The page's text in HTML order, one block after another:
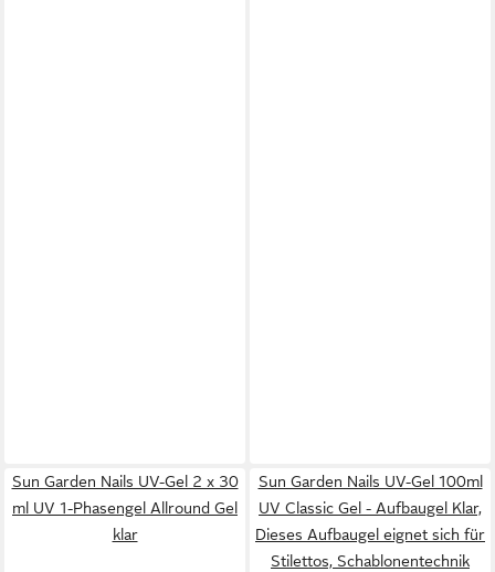
Sun Garden Nails UV-Gel 2 x 30
ml UV 1-Phasengel Allround Gel
klar
Sun Garden Nails UV-Gel 100ml
UV Classic Gel - Aufbaugel Klar,
Dieses Aufbaugel eignet sich für
Stilettos, Schablonentechnik